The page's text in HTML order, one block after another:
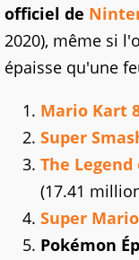
officiel de
2020), même si
épaisse qu'une
Mario Kart
Super
The
(17.41
Super
Pokémon